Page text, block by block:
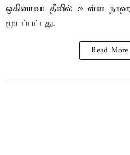
ஒகினாவா தீவில் உள்ள
மூடப்பட்டது.
Read More